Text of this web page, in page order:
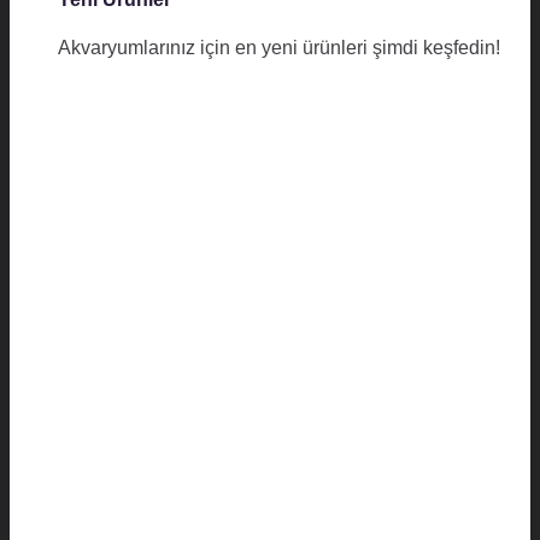
Akvaryumlarınız için en yeni ürünleri şimdi keşfedin!